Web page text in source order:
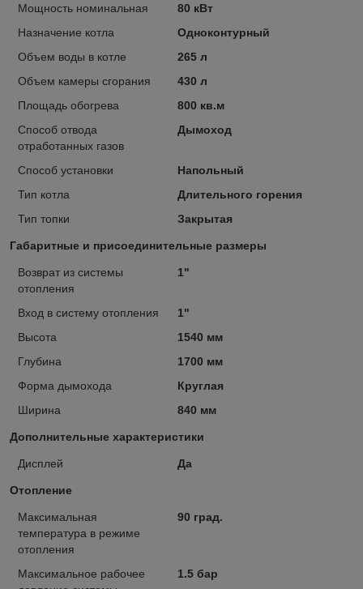
Мощность номинальная
80 кВт
Назначение котла
Одноконтурный
Объем воды в котле
265 л
Объем камеры сгорания
430 л
Площадь обогрева
800 кв.м
Способ отвода
отработанных газов
Дымоход
Способ установки
Напольный
Тип котла
Длительного горения
Тип топки
Закрытая
Габаритные и присоединительные размеры
Возврат из системы
отопления
1"
Вход в систему отопления
1"
Высота
1540 мм
Глубина
1700 мм
Форма дымохода
Круглая
Ширина
840 мм
Дополнительные характеристики
Дисплей Да
Отопление
Максимальная
температура в режиме
отопления
90 град.
Максимальное рабочее
1.5 бар